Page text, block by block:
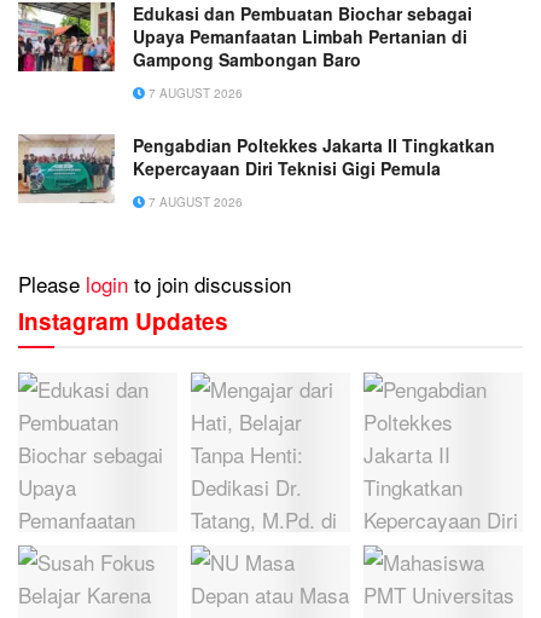
Edukasi dan Pembuatan Biochar sebagai
Upaya Pemanfaatan Limbah Pertanian di
Gampong Sambongan Baro
7 AUGUST 2026
Pengabdian Poltekkes Jakarta II Tingkatkan
Kepercayaan Diri Teknisi Gigi Pemula
7 AUGUST 2026
Please login to join discussion
Instagram Updates